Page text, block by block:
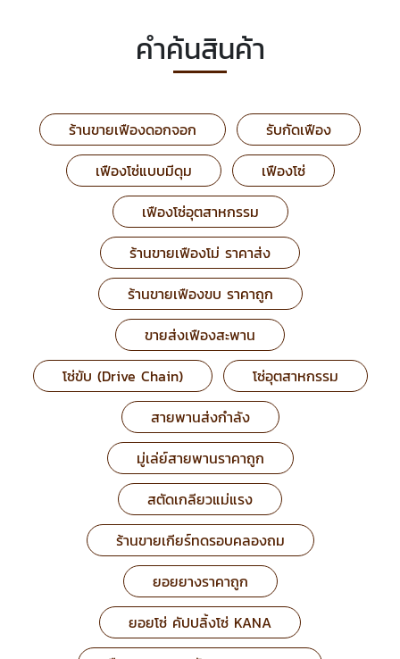
คำค้นสินค้า
ร้านขายเฟืองดอกจอก
รับกัดเฟือง
เฟืองโซ่แบบมีดุม
เฟืองโซ่
เฟืองโซ่อุตสาหกรรม
ร้านขายเฟืองโม่ ราคาส่ง
ร้านขายเฟืองขบ ราคาถูก
ขายส่งเฟืองสะพาน
โซ่ขับ (Drive Chain)
โซ่อุตสาหกรรม
สายพานส่งกำลัง
มู่เล่ย์สายพานราคาถูก
สตัดเกลียวแม่แรง
ร้านขายเกียร์ทดรอบคลองถม
ยอยยางราคาถูก
ยอยโซ่ คัปปลิ้งโซ่ KANA